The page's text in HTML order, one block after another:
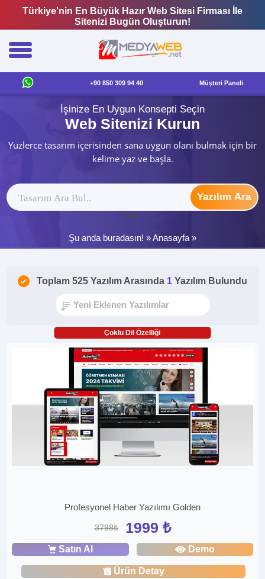
Türkiye'nin En Büyük Hazır Web Sitesi Firması İle
Sitenizi Bugün Oluşturun!
+90 850 309 94 40 Müşteri Paneli
İşinize En Uygun Konsepti Seçin
Web Sitenizi Kurun
Yüzlerce tasarım içerisinden sana uygun olanı bulmak için bir
kelime yaz ve başla.
Yazılım Ara
ytag
Şu anda buradasın! »Anasayfa »
Toplam 525 Yazılım Arasında 1 Yazılım Bulundu
Çoklu Dil Özelliği
Profesyonel Haber Yazılımı Golden
3798₺ 1999 ₺
Satın Al Demo
Ürün Detay